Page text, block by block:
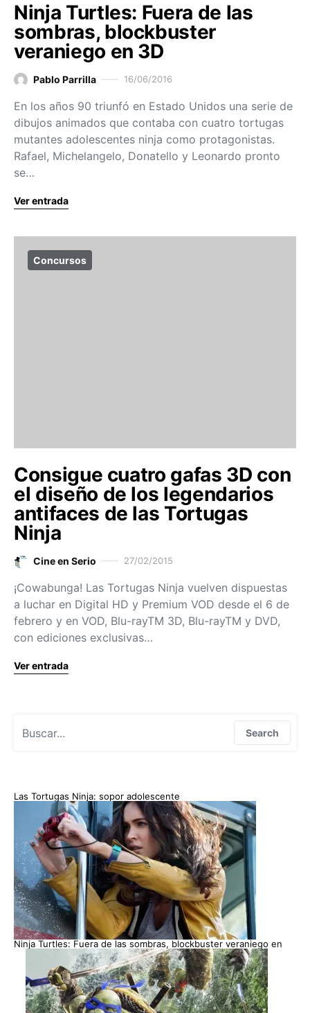
Ninja Turtles: Fuera de las
sombras, blockbuster
veraniego en 3D
Pablo Parrilla 16/06/2016
En los años 90 triunfó en Estado Unidos una serie de
dibujos animados que contaba con cuatro tortugas
mutantes adolescentes ninja como protagonistas.
Rafael, Michelangelo, Donatello y Leonardo pronto
se…
Ver entrada
Concursos
Consigue cuatro gafas 3D con
el diseño de los legendarios
antifaces de las Tortugas
Ninja
Cine en Serio 27/02/2015
¡Cowabunga! Las Tortugas Ninja vuelven dispuestas
a luchar en Digital HD y Premium VOD desde el 6 de
febrero y en VOD, Blu-rayTM 3D, Blu-rayTM y DVD,
con ediciones exclusivas…
Ver entrada
Search
Las Tortugas Ninja: sopor adolescente
Ninja Turtles: Fuera de las sombras, blockbuster veraniego en